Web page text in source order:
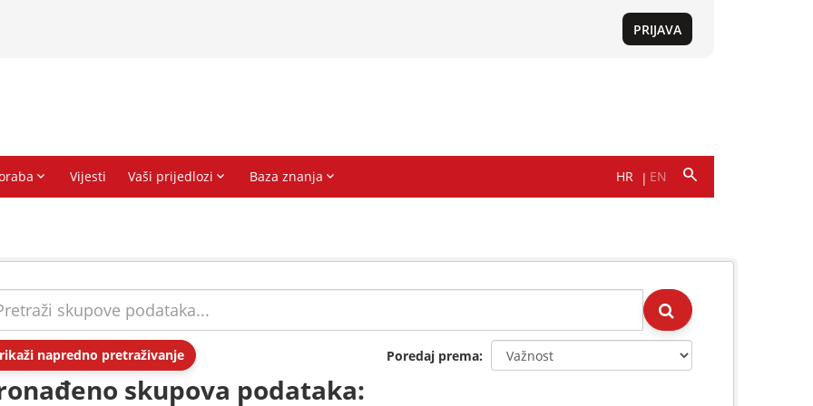
napredno pretraživanje Poredaj prema
skupova podataka: